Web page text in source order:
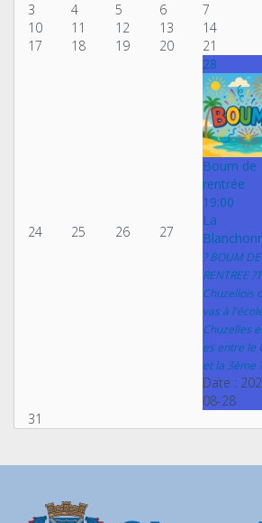
3
4 5 6 7
10
11 12 13 14
17
18 19 20 21
24 25 26 27
28
Boum de
rentrée
19:00
La
? BOUM
RENTREE
Chuzellois
vas à
Chuzelles
es entre le
et la 3ème
Date :
08-28
31